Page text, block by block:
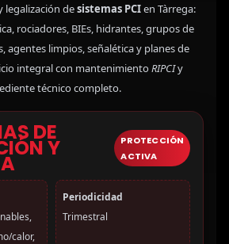
legalización desistemas PCIen Tàrrega:
rociadores, BIEs, hidrantes, grupos de
agentes limpios, señalética y planes de
integral con mantenimientoRIPCIy
técnico completo.
DE
Y
PROTECCIÓN
ACTIVA
calor,
Periodicidad
Trimestral